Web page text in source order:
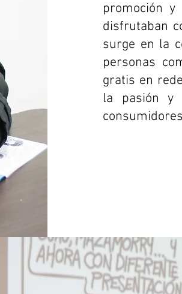
promoción
disfrutaban
surge en la
personas
gratis en
la pasión y